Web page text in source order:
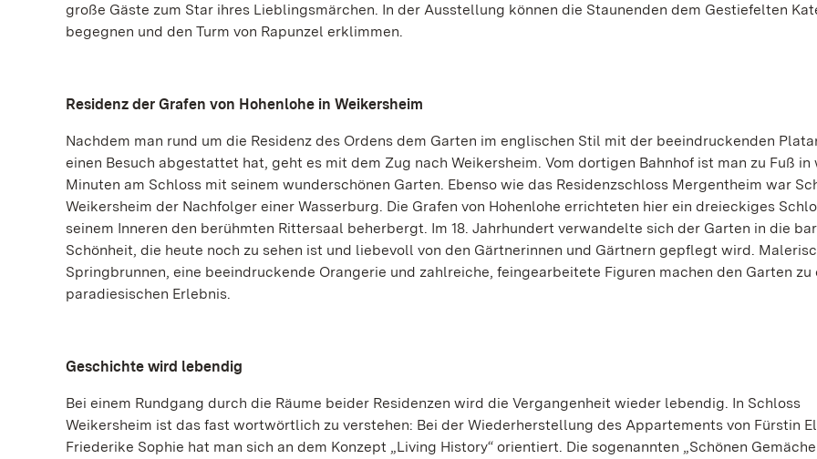
große Gäste zum Star ihres Lieblingsmärchen. In der Ausstellung können die Staunenden dem Gestiefelten
begegnen und den Turm von Rapunzel erklimmen.
Residenz der Grafen von Hohenlohe in Weikersheim
Nachdem man rund um die Residenz des Ordens dem Garten im englischen Stil mit der beeindruckenden
einen Besuch abgestattet hat, geht es mit dem Zug nach Weikersheim. Vom dortigen Bahnhof ist man zu Fuß in
Minuten am Schloss mit seinem wunderschönen Garten. Ebenso wie das Residenzschloss Mergentheim war
Weikersheim der Nachfolger einer Wasserburg. Die Grafen von Hohenlohe errichteten hier ein dreieckiges
seinem Inneren den berühmten Rittersaal beherbergt. Im 18. Jahrhundert verwandelte sich der Garten in die
Schönheit, die heute noch zu sehen ist und liebevoll von den Gärtnerinnen und Gärtnern gepflegt wird.
Springbrunnen, eine beeindruckende Orangerie und zahlreiche, feingearbeitete Figuren machen den Garten zu
paradiesischen Erlebnis.
Geschichte wird lebendig
Bei einem Rundgang durch die Räume beider Residenzen wird die Vergangenheit wieder lebendig. In Schloss
Weikersheim ist das fast wortwörtlich zu verstehen: Bei der Wiederherstellung des Appartements von Fürstin
Friederike Sophie hat man sich an dem Konzept „Living History“ orientiert. Die sogenannten „Schönen